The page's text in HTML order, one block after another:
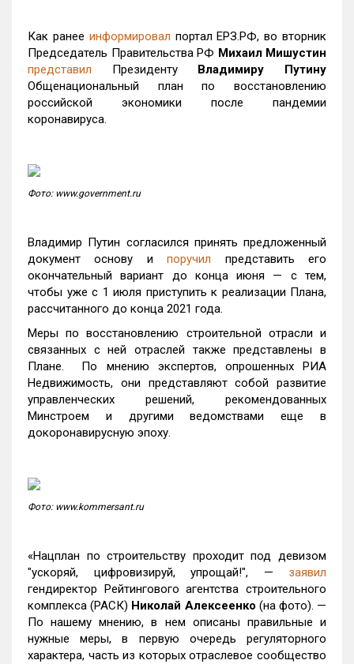
Как ранее информировал портал ЕРЗ.РФ, во вторник
Председатель Правительства РФ Михаил Мишустин
представил Президенту Владимиру Путину
Общенациональный план по восстановлению
российской экономики после пандемии
коронавируса.
Фото: www.government.ru
Владимир Путин согласился принять предложенный
документ основу ипоручил представить его
окончательный вариант до конца июня — с тем,
чтобы уже с 1 июля приступить к реализации Плана,
рассчитанного до конца 2021 года.
Меры по восстановлению строительной отрасли и
связанных с ней отраслей также представлены в
Плане. По мнению экспертов, опрошенных РИА
Недвижимость, они представляют собой развитие
управленческих решений, рекомендованных
Минстроем и другими ведомствами еще в
докоронавирусную эпоху.
Фото: www.kommersant.ru
«Нацплан по строительству проходит под девизом
"ускоряй, цифровизируй, упрощай!", — заявил
гендиректор Рейтингового агентства строительного
комплекса (РАСК) Николай Алексеенко (на фото). —
По нашему мнению, в нем описаны правильные и
нужные меры, в первую очередь регуляторного
характера, часть из которых отраслевое сообщество